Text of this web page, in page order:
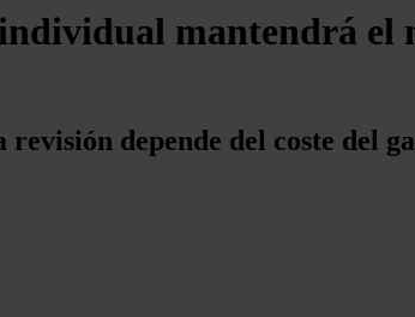
mantendrá el
depende del coste del